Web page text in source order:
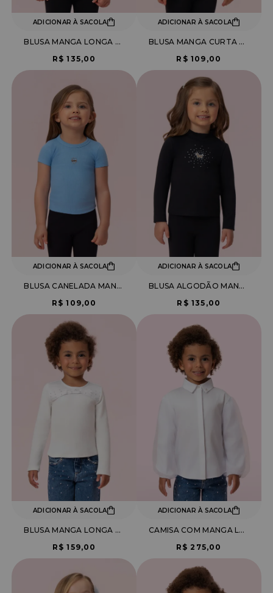
ADICIONAR À SACOLA
BLUSA MANGA LONGA COM BORDADO DE LAÇO
R$ 135,00
ADICIONAR À SACOLA
BLUSA MANGA CURTA CANELADA COM DETALHE LAÇO
R$ 109,00
ADICIONAR À SACOLA
BLUSA CANELADA MANGA CURTA
R$ 109,00
ADICIONAR À SACOLA
BLUSA ALGODÃO MANGA LONGA COM BORDADO
R$ 135,00
ADICIONAR À SACOLA
BLUSA MANGA LONGA CANELADA COM APLICAÇÃO DE PÉROLAS
R$ 159,00
ADICIONAR À SACOLA
CAMISA COM MANGA LONGA DE TULE
R$ 275,00